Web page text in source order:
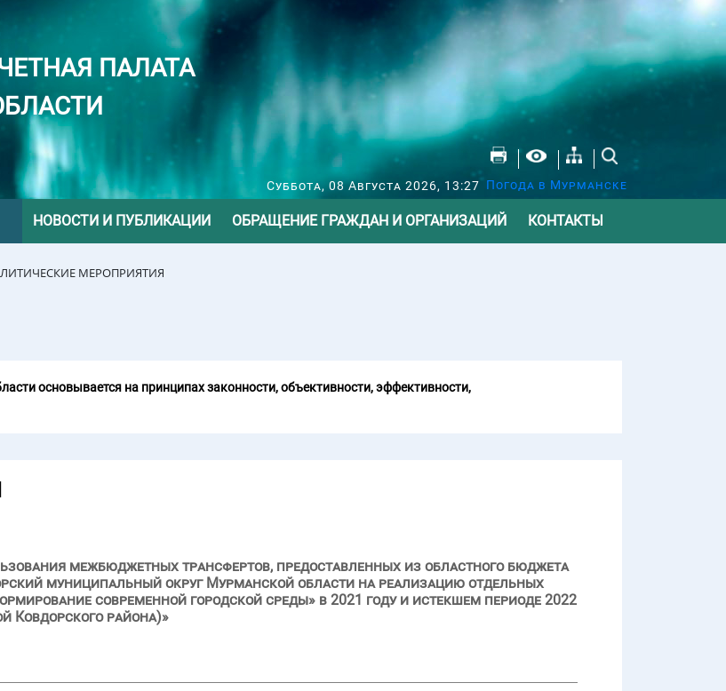
ПАЛАТА
Суббота, 08 Августа 2026, 13:27 Погода в Мурманске
НОВОСТИ И ПУБЛИКАЦИИ ОБРАЩЕНИЕ ГРАЖДАН И ОРГАНИЗАЦИЙ КОНТАКТЫ
МЕРОПРИЯТИЯ
основывается на принципах законности, объективности, эффективности,
межбюджетных трансфертов, предоставленных из областного бюджета
муниципальный округ Мурманской области на реализацию отдельных
современной городской среды» в 2021 году и истекшем периоде 2022
Ковдорского района)»